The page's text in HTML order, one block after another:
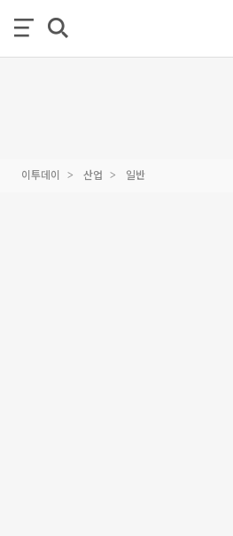
이투데이 산업 일반